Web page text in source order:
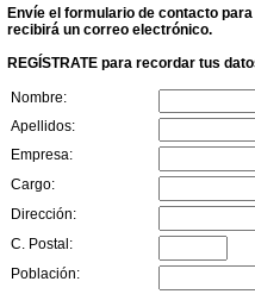
Envíe el formulario de contacto
recibirá un correo electrónico.
REGÍSTRATE para recordar tus
Nombre:
Apellidos:
Empresa:
Cargo:
Dirección:
C. Postal:
Población: